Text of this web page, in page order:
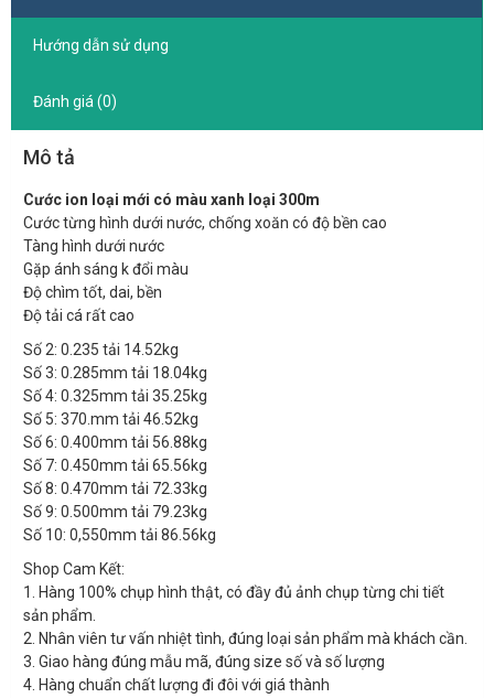
Hướng dẫn sử dụng
Đánh giá (0)
Mô tả
Cước ion loại mới có màu xanh loại 300m
Cước từng hình dưới nước, chống xoăn có độ bền cao
Tàng hình dưới nước
Gặp ánh sáng k đổi màu
Độ chìm tốt, dai, bền
Độ tải cá rất cao
Số 2: 0.235 tải 14.52kg
Số 3: 0.285mm tải 18.04kg
Số 4: 0.325mm tải 35.25kg
Số 5: 370.mm tải 46.52kg
Số 6: 0.400mm tải 56.88kg
Số 7: 0.450mm tải 65.56kg
Số 8: 0.470mm tải 72.33kg
Số 9: 0.500mm tải 79.23kg
Số 10: 0,550mm tải 86.56kg
Shop Cam Kết:
1. Hàng 100% chụp hình thật, có đầy đủ ảnh chụp từng chi tiết
sản phẩm.
2. Nhân viên tư vấn nhiệt tình, đúng loại sản phẩm mà khách cần.
3. Giao hàng đúng mẫu mã, đúng size số và số lượng
4. Hàng chuẩn chất lượng đi đôi với giá thành